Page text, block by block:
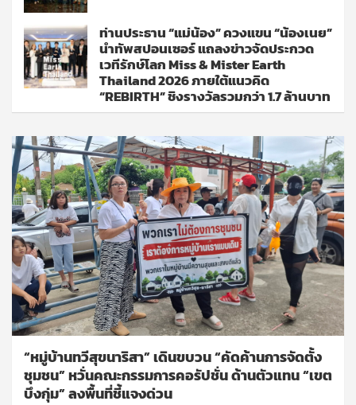
ท่านประธาน “แม่น้อง” ควงแขน “น้องเนย”
นำทัพสปอนเซอร์ แถลงข่าวจัดประกวด
เวทีรักษ์โลก Miss & Mister Earth
Thailand 2026 ภายใต้แนวคิด
“REBIRTH” ชิงรางวัลรวมกว่า 1.7 ล้านบาท
“หมู่บ้านทวีสุขนาริสา” เดินขบวน “คัดค้านการจัดตั้ง
ชุมชน” หวั่นคณะกรรมการคอรัปชั่น ด้านตัวแทน “เขต
บึงกุ่ม” ลงพื้นที่ชี้แจงด่วน